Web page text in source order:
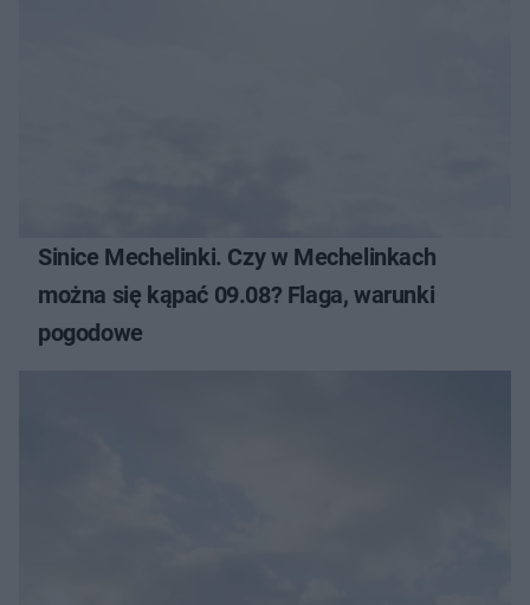
Sinice Mechelinki. Czy w Mechelinkach
można się kąpać 09.08? Flaga, warunki
pogodowe